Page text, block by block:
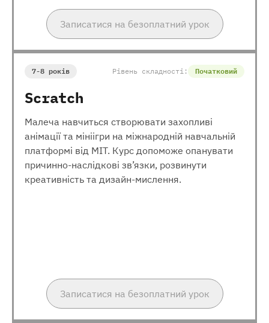
Записатися на безоплатний урок
7-8 років Рівень складності: Початковий
Scratch
Малеча навчиться створювати захопливі
анімації та мініігри на міжнародній навчальній
платформі від МІТ. Курс допоможе опанувати
причинно-наслідкові зв’язки, розвинути
креативність та дизайн-мислення.
Записатися на безоплатний урок